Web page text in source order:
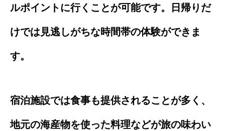
ルポイントに行くことが可能です。日帰りだ
けでは見逃しがちな時間帯の体験ができま
す。
宿泊施設では食事も提供されることが多く、
地元の海産物を使った料理などが旅の味わい